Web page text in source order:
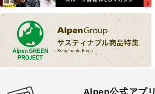
Alpen公式アプリ